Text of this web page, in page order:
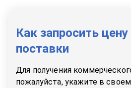
Как запросить
поставки
Для получения
пожалуйста, укажите в